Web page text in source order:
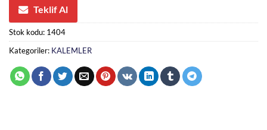
Teklif Al
Stok kodu: 1404
Kategoriler: KALEMLER